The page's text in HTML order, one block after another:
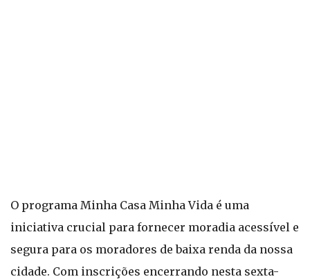
O programa Minha Casa Minha Vida é uma
iniciativa crucial para fornecer moradia acessível e
segura para os moradores de baixa renda da nossa
cidade. Com inscrições encerrando nesta sexta-